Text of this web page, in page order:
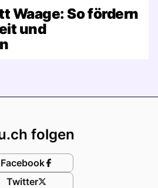
Waage: So fördern
und
folgen
Facebook
Twitter